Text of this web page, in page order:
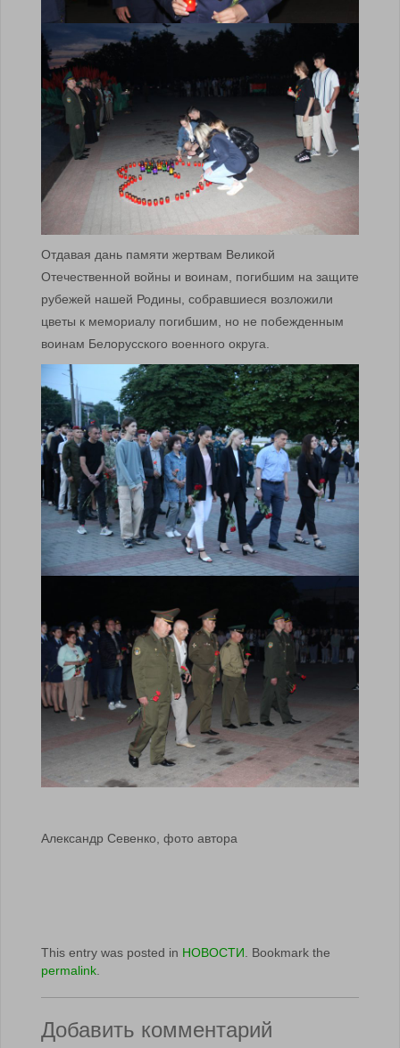
Отдавая дань памяти жертвам Великой
Отечественной войны и воинам, погибшим на защите
рубежей нашей Родины, собравшиеся возложили
цветы к мемориалу погибшим, но не побежденным
воинам Белорусского военного округа.
Александр Севенко, фото автора
This entry was posted in НОВОСТИ. Bookmark the
permalink.
Добавить комментарий